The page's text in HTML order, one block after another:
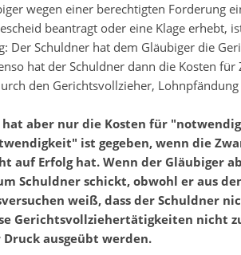
wegen einer berechtigten Forderung
beantragt oder eine Klage erhebt,
Der Schuldner hat dem Gläubiger die
hat der Schuldner dann die Kosten
den Gerichtsvollzieher, Lohnpfändung
hat aber nur die Kosten für
ist gegeben, wenn die
auf Erfolg hat. Wenn der Gläubiger
Schuldner schickt, obwohl er aus
weiß, dass der Schuldner
Gerichtsvollziehertätigkeiten nicht
ausgeübt werden.